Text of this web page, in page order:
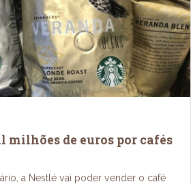
milhões de euros por cafés
a Nestlé vai poder vender o café